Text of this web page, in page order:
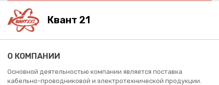
Квант 21
О КОМПАНИИ
Основной деятельностью компании является поставка
кабельно-проводниковой и электротехнической продукции.